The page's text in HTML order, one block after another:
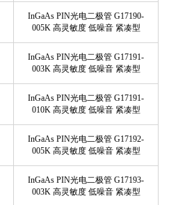
InGaAs PIN光电二极管 G17190-
005K 高灵敏度 低噪音 紧凑型
InGaAs PIN光电二极管 G17191-
003K 高灵敏度 低噪音 紧凑型
InGaAs PIN光电二极管 G17191-
010K 高灵敏度 低噪音 紧凑型
InGaAs PIN光电二极管 G17192-
005K 高灵敏度 低噪音 紧凑型
InGaAs PIN光电二极管 G17193-
003K 高灵敏度 低噪音 紧凑型